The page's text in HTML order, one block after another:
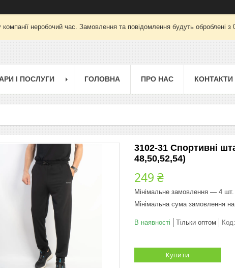
компанії неробочий час. Замовлення та повідомлення будуть оброблені
І ПОСЛУГИ ГОЛОВНА ПРО НАС КОНТАКТИ
3102-31 Спортивні
48,50,52,54)
249 ₴
Мінімальне замовлення — 4 шт.
Мінімальна сума замовлення
В наявності Тільки оптом Код:
Купити